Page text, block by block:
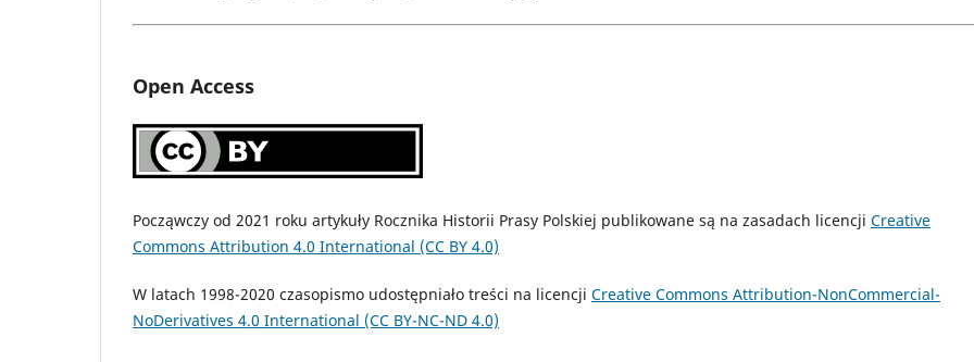
Open Access
Począwczy od 2021 roku artykuły Rocznika Historii Prasy Polskiej publikowane są na zasadach licencji Creative
Commons Attribution 4.0 International (CC BY 4.0)
W latach 1998-2020 czasopismo udostępniało treści na licencji Creative Commons Attribution-NonCommercial-
NoDerivatives 4.0 International (CC BY-NC-ND 4.0)